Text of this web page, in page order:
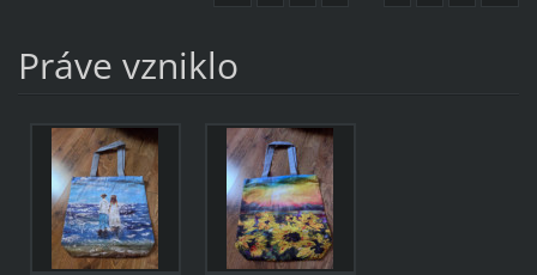
Práve vzniklo